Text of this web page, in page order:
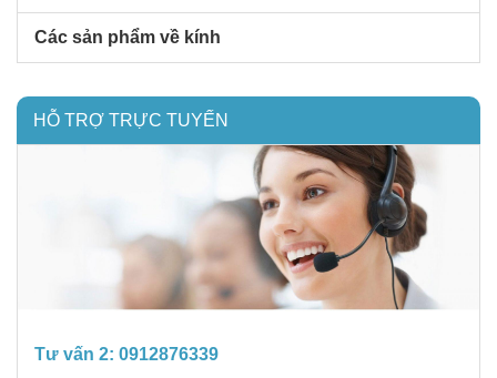
Các sản phẩm về kính
HỖ TRỢ TRỰC TUYẾN
Tư vấn 2: 0912876339